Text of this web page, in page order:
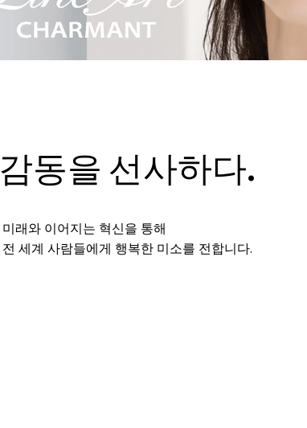
감동을 선사하다.
미래와 이어지는 혁신을 통해
전 세계 사람들에게 행복한 미소를 전합니다.